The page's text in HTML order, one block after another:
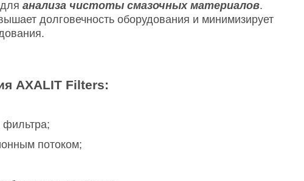
анализа чистоты смазочных материалов.
долговечность оборудования и минимизирует
AXALIT Filters:
потоком;